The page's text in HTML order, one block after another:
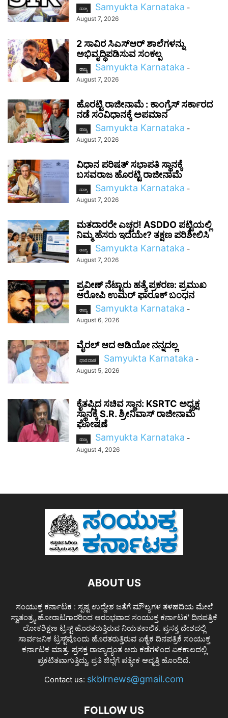
ರಾಜ್ಯ Samyukta Karnataka -
August 7, 2026
2 ಸಾವಿರ ಸಿಎಸ್‌ಆರ್ ಶಾಲೆಗಳನ್ನು
ಅಭಿವೃದ್ಧಿಪಡಿಸುವ ಸಂಕಲ್ಪ
ರಾಜ್ಯ Samyukta Karnataka -
August 7, 2026
ಹೊರಟ್ಟಿ ರಾಜೀನಾಮೆ : ಕಾಂಗ್ರೆಸ್ ಸರ್ಕಾರದ
ನಡೆ ಸಂವಿಧಾನಕ್ಕೆ ಅಪಮಾನ
ರಾಜ್ಯ Samyukta Karnataka -
August 7, 2026
ವಿಧಾನ ಪರಿಷತ್ ಸಭಾಪತಿ ಸ್ಥಾನಕ್ಕೆ
ಬಸವರಾಜ ಹೊರಟ್ಟಿ ರಾಜೀನಾಮೆ
ರಾಜ್ಯ Samyukta Karnataka -
August 7, 2026
ಮತದಾರರೇ ಎಚ್ಚರ! ASDDO ಪಟ್ಟಿಯಲ್ಲಿ
ನಿಮ್ಮ ಹೆಸರು ಇದೆಯೇ? ತಕ್ಷಣ ಪರಿಶೀಲಿಸಿ
ರಾಜ್ಯ Samyukta Karnataka -
August 7, 2026
ಪ್ರವೀಣ್ ನೆಟ್ಟಾರು ಹತ್ಯೆ ಪ್ರಕರಣ: ಪ್ರಮುಖ
ಆರೋಪಿ ಉಮರ್ ಫಾರೂಕ್ ಬಂಧನ
ರಾಜ್ಯ Samyukta Karnataka -
August 6, 2026
ವೈರಲ್ ಆದ ಆಡಿಯೋ ನನ್ನದಲ್ಲ
ಧಾರವಾಡ Samyukta Karnataka -
August 5, 2026
ಕೈತಪ್ಪಿದ ಸಚಿವ ಸ್ಥಾನ: KSRTC ಅಧ್ಯಕ್ಷ
ಸ್ಥಾನಕ್ಕೆ S.R. ಶ್ರೀನಿವಾಸ್ ರಾಜೀನಾಮೆ
ಘೋಷಣೆ
ರಾಜ್ಯ Samyukta Karnataka -
August 4, 2026
ABOUT US
ಸಂಯುಕ್ತ ಕರ್ನಾಟಕ : ಸ್ಪಷ್ಟ ಉದ್ದೇಶ ಜತೆಗೆ ಮೌಲ್ಯಗಳ ತಳಹದಿಯ ಮೇಲೆ
ಸ್ವಾತಂತ್ರ್ಯ ಹೋರಾಟಗಾರರಿಂದ ಆರಂಭವಾದ ಸಂಯುಕ್ತ ಕರ್ನಾಟಕ' ದಿನಪತ್ರಿಕೆ
ಲೋಕಶಿಕ್ಷಣ ಟ್ರಸ್ಟ್ ಹೊರತರುತ್ತಿರುವ ನಿಯತಕಾಲಿಕ. ಪ್ರಸಕ್ತ ದೇಶದಲ್ಲಿ
ಸಾರ್ವಜನಿಕ ಟ್ರಸ್ಟ್‌ವೊಂದು ಹೊರತರುತ್ತಿರುವ ಏಕೈಕ ದಿನಪತ್ರಿಕೆ ಸಂಯುಕ್ತ
ಕರ್ನಾಟಕ ಮಾತ್ರ. ಪ್ರಸಕ್ತ ರಾಜ್ಯಾದ್ಯಂತ ಆರು ಕಡೆಗಳಿಂದ ಏಕಕಾಲದಲ್ಲಿ
ಪ್ರಕಟಿತವಾಗುತ್ತಿದ್ದು, ಪ್ರತಿ ಜಿಲ್ಲೆಗೆ ಪತ್ಯೇಕ ಆವೃತ್ತಿ ಹೊಂದಿದೆ.
Contact us: skblrnews@gmail.com
FOLLOW US